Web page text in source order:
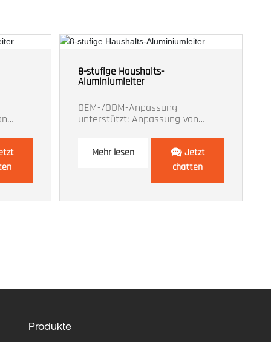
8-stufige Haushalts-
Aluminiumleiter
OEM-/ODM-Anpassung
unterstützt: Anpassung von
Mehr lesen
Jetzt
chatten
Produkte